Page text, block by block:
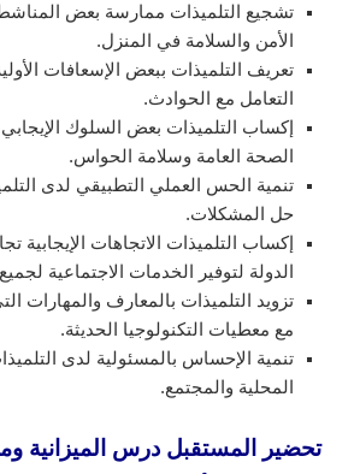
تشجيع التلميذات ممارسة بعض المناشط
الأمن والسلامة في المنزل.
تعريف التلميذات ببعض الإسعافات
التعامل مع الحوادث.
إكساب التلميذات بعض السلوك
الصحة العامة وسلامة الحواس.
تنمية الحس العملي التطبيقي لدى
حل المشكلات.
إكساب التلميذات الاتجاهات الإيجابية
الدولة لتوفير الخدمات الاجتماعية
تزويد التلميذات بالمعارف والمهارات
مع معطيات التكنولوجيا الحديثة.
تنمية الإحساس بالمسئولية لدى
المحلية والمجتمع.